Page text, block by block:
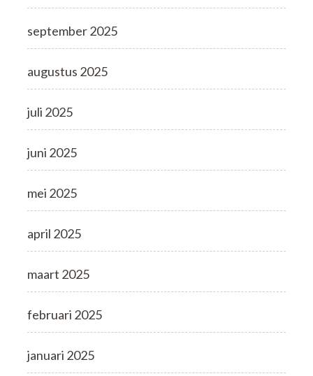
september 2025
augustus 2025
juli 2025
juni 2025
mei 2025
april 2025
maart 2025
februari 2025
januari 2025